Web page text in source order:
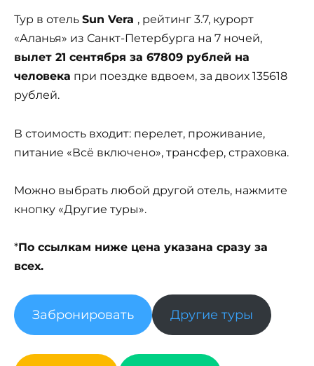
Тур в отель Sun Vera , рейтинг 3.7, курорт
«Аланья» из Санкт-Петербурга на 7 ночей,
вылет 21 сентября за 67809 рублей на
человека при поездке вдвоем, за двоих 135618
рублей.
В стоимость входит: перелет, проживание,
питание «Всё включено», трансфер, страховка.
Можно выбрать любой другой отель, нажмите
кнопку «Другие туры».
*По ссылкам ниже цена указана сразу за
всех.
Забронировать Другие туры